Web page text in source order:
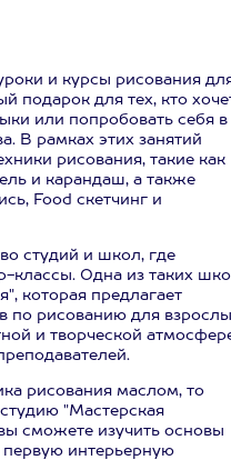
и курсы рисования
подарок для тех, кто
или попробовать себя в
В рамках этих занятий
рисования, такие как
и карандаш, а также
Food скетчинг и
студий и школ, где
классы. Одна из таких
которая предлагает
по рисованию для
и творческой
рисования маслом, то
"Мастерская
сможете изучить основы
первую интерьерную